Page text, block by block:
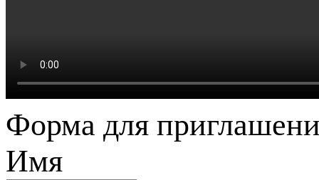
Форма для
Имя